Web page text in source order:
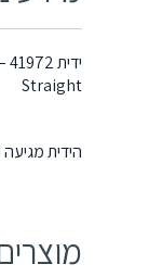
Straight
הידית